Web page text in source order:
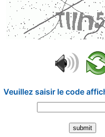
Veuillez saisir le code
submit